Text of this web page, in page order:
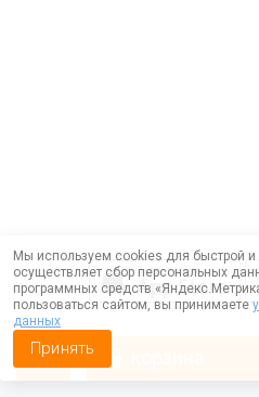
Мы используем cookies для быстрой и
осуществляет сбор персональных
программных средств
пользоваться сайтом, вы принимаете
данных
Принять